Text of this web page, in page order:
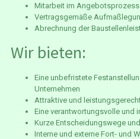
Mitarbeit im Angebotsprozess
Vertragsgemäße
Abrechnung der
Wir bieten:
Eine unbefristete
Unternehmen
Attraktive und
Eine verantwortungsvolle und
Kurze Entscheidungswege
Interne und externe Fort- und